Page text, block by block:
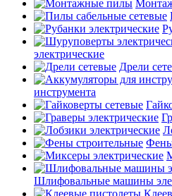
электрические
Дрели
инструмента
Фены
Шлифовальные машины